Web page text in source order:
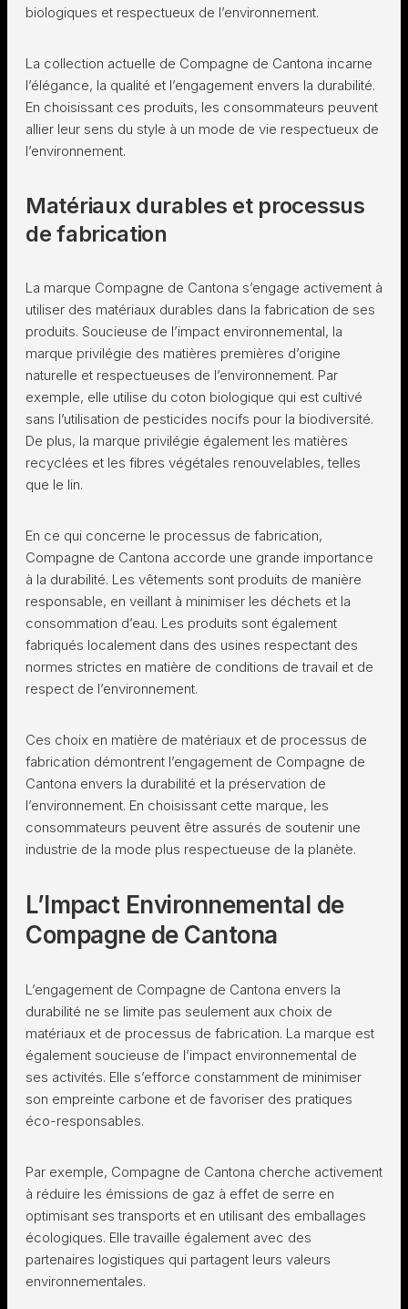
biologiques et respectueux de l’environnement.
La collection actuelle de Compagne de Cantona incarne
l’élégance, la qualité et l’engagement envers la durabilité.
En choisissant ces produits, les consommateurs peuvent
allier leur sens du style à un mode de vie respectueux de
l’environnement.
Matériaux durables et processus
de fabrication
La marque Compagne de Cantona s’engage activement à
utiliser des matériaux durables dans la fabrication de ses
produits. Soucieuse de l’impact environnemental, la
marque privilégie des matières premières d’origine
naturelle et respectueuses de l’environnement. Par
exemple, elle utilise du coton biologique qui est cultivé
sans l’utilisation de pesticides nocifs pour la biodiversité.
De plus, la marque privilégie également les matières
recyclées et les fibres végétales renouvelables, telles
que le lin.
En ce qui concerne le processus de fabrication,
Compagne de Cantona accorde une grande importance
à la durabilité. Les vêtements sont produits de manière
responsable, en veillant à minimiser les déchets et la
consommation d’eau. Les produits sont également
fabriqués localement dans des usines respectant des
normes strictes en matière de conditions de travail et de
respect de l’environnement.
Ces choix en matière de matériaux et de processus de
fabrication démontrent l’engagement de Compagne de
Cantona envers la durabilité et la préservation de
l’environnement. En choisissant cette marque, les
consommateurs peuvent être assurés de soutenir une
industrie de la mode plus respectueuse de la planète.
L’Impact Environnemental de
Compagne de Cantona
L’engagement de Compagne de Cantona envers la
durabilité ne se limite pas seulement aux choix de
matériaux et de processus de fabrication. La marque est
également soucieuse de l’impact environnemental de
ses activités. Elle s’efforce constamment de minimiser
son empreinte carbone et de favoriser des pratiques
éco-responsables.
Par exemple, Compagne de Cantona cherche activement
à réduire les émissions de gaz à effet de serre en
optimisant ses transports et en utilisant des emballages
écologiques. Elle travaille également avec des
partenaires logistiques qui partagent leurs valeurs
environnementales.